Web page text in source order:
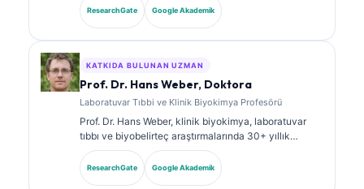
sertifikalarına sahiptir ve klinik uygulamada
biyobelirteç panelleri ile laboratuvar analizi üzerine
ResearchGate Google Akademik
KATKIDA BULUNAN UZMAN
Prof. Dr. Hans Weber, Doktora
Laboratuvar Tıbbi ve Klinik Biyokimya Profesörü
Prof. Dr. Hans Weber, klinik biyokimya, laboratuvar
tıbbı ve biyobelirteç araştırmalarında 30+ yıllık
uzmanlığa sahiptir. Alman Klinik Kimya Derneği’nin
eski Başkanıdır; tanısal panel analizi, biyobelirteç
standardizasyonu ve yapay zeka destekli laboratuvar
ResearchGate Google Akademik